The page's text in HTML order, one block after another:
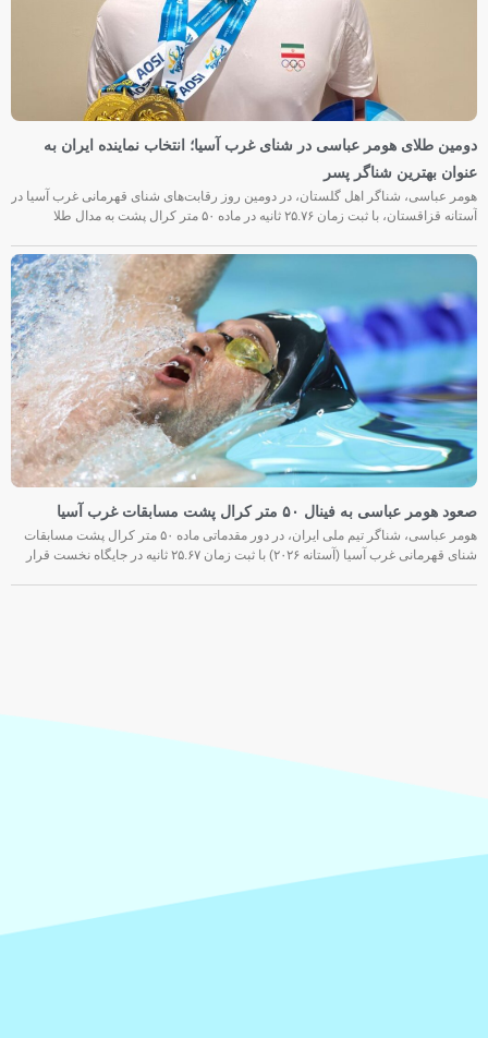
دومین طلای هومر عباسی در شنای غرب آسیا؛ انتخاب نماینده ایران به
عنوان بهترین شناگر پسر
هومر عباسی، شناگر اهل گلستان، در دومین روز رقابت‌های شنای قهرمانی غرب آسیا در
آستانه قزاقستان، با ثبت زمان ۲۵.۷۶ ثانیه در ماده ۵۰ متر کرال پشت به مدال طلا
صعود هومر عباسی به فینال ۵۰ متر کرال پشت مسابقات غرب آسیا
هومر عباسی، شناگر تیم ملی ایران، در دور مقدماتی ماده ۵۰ متر کرال پشت مسابقات
شنای قهرمانی غرب آسیا (آستانه ۲۰۲۶) با ثبت زمان ۲۵.۶۷ ثانیه در جایگاه نخست قرار